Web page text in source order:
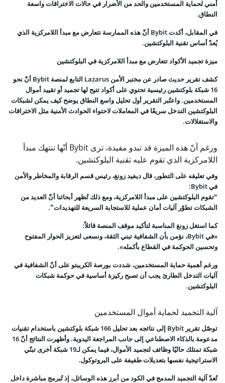
أمني لحماية المستخدمين والحد من الأضرار في حالات الاختراقات واسعة
النطاق.
في المقابل، أكدت Bybit أنّ هذه الممارسة تتعارض مع مبدأ اللامركزية الذي
يُعدّ أساس تقنية البلوكتشين.
ميزة تجميد الأكواد تتعارض مع مبدأ اللامركزية في البلوكتشين
كشف تقرير حديث صادر عن مختبر الأمن Lazarus التابع لمنصة Bybit أنّ نحو
16 شبكة بلوكتشين رئيسية تحتوي على أكواد تتيح لها تجميد أو تقييد أموال
المستخدمين. واعتُبر التقرير أول تحليل واسع النطاق يوضح كيف يمكن لشبكات
البلوكتشين التدخل سريعًا في المعاملات لاحتواء الحوادث الأمنية مثل الاختراقات
والاستغلالات.
ورغم أنّ هذه الميزة قد تبدو مفيدة، ترى Bybit أنّها تنتهك مبدأ
اللامركزية الذي تقوم عليه تقنية البلوكتشين.
وفي تعليقه على التطور، قال ديفيد زونغ، رئيس قسم الرقابة والمخاطر والأمن
في Bybit:
“تقوم البلوكتشين على مبدأ اللامركزية، ومع ذلك تُظهر أبحاثنا أنّ العديد من
الشبكات تطوّر آليات أمان عملية للاستجابة السريعة للتهديدات”.
كما استغل زونغ المناسبة لتأكيد موقف المنصة قائلاً:
«في Bybit، نؤمن بأن الشفافية تبني الثقة، ونسعى لتعزيز الحوار المفتوح
وتحسين الحوكمة في القطاع بأكمله».
ورغم أهمية حماية المستخدمين، شددت بورصة الكريبتو على أنّ الشفافية في
آليات التدخل الطارئ يجب أن تصبح ركيزة أساسية في حوكمة شبكات
البلوكتشين.
آلية التجميد لحماية أموال المستخدمين
توصّل تقرير Bybit إلى نتائجه بعد تحليل 166 شبكة بلوكتشين باستخدام تقنيات
مدعومة بالذكاء الاصطناعي إلى جانب المراجعة اليدوية. وأظهرت النتائج أنّ 16
شبكة تمتلك حاليًا وظائف لتجميد الأموال، فيما يمكن لـ19 شبكة أخرى تبنّي
الاستراتيجية نفسها بتعديلات طفيفة على البروتوكول.
تُعدّ آلية التجميد المدمج في الكود من أبرز هذه الوسائل، إذ تُبرمج مباشرة داخل